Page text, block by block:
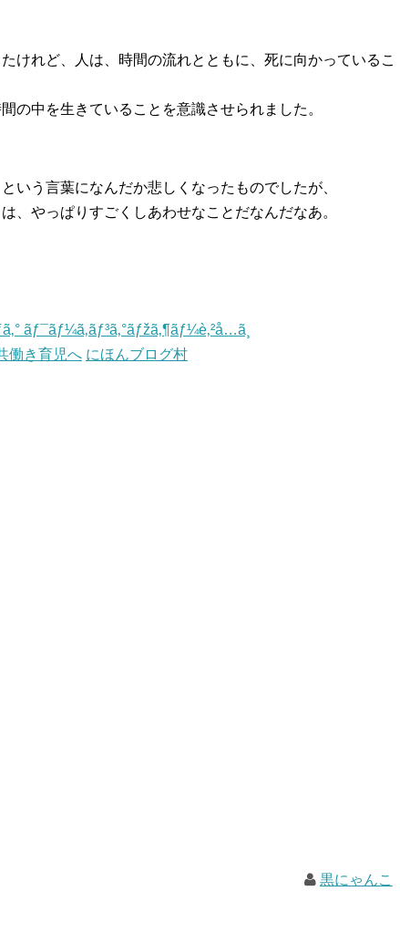
けれど、人は、時間の流れとともに、死に向かっているこ
の中を生きていることを意識させられました。
いう言葉になんだか悲しくなったものでしたが、
、やっぱりすごくしあわせなことだなんだなあ。
にほんブログ村
黒にゃんこ